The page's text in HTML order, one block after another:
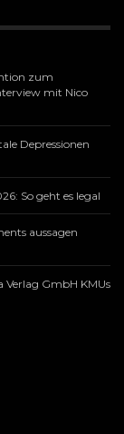
zum
mit Nico
Depressionen
So geht es legal
aussagen
Verlag GmbH KMUs